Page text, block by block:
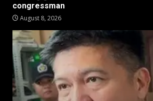
congressman
August 8, 2026